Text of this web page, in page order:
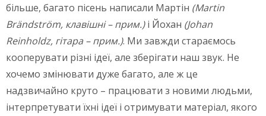
більше, багато пісень написали Мартін (Martin
Brändström, клавішні – прим.)і Йохан (Johan
Reinholdz, гітара – прим.). Ми завжди стараємось
кооперувати різні ідеї, але зберігати наш звук. Не
хочемо змінювати дуже багато, але ж це
надзвичайно круто – працювати з новими людьми,
інтерпретувати їхні ідеї і отримувати матеріал, якого